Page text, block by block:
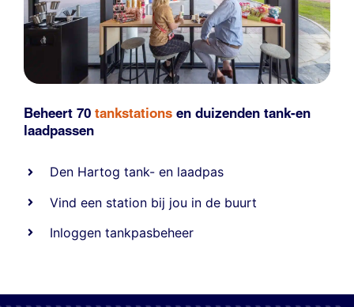
Beheert 70 tankstations en duizenden tank-en
laadpassen
Den Hartog tank- en laadpas
Vind een station bij jou in de buurt
Inloggen tankpasbeheer